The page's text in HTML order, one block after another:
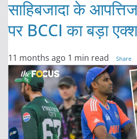
साहिबजादा के
पर BCCI का बड़ा
11 months ago 1 min read Share